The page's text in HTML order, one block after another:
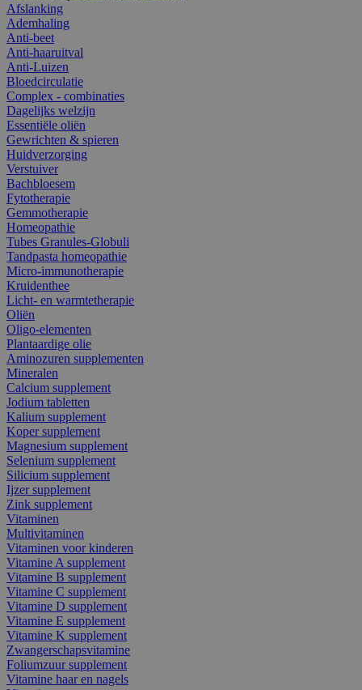
Afslanking
Ademhaling
Anti-beet
Anti-haaruitval
Anti-Luizen
Bloedcirculatie
Complex - combinaties
Dagelijks welzijn
Essentiële oliën
Gewrichten & spieren
Huidverzorging
Verstuiver
Bachbloesem
Fytotherapie
Gemmotherapie
Homeopathie
Tubes Granules-Globuli
Tandpasta homeopathie
Micro-immunotherapie
Kruidenthee
Licht- en warmtetherapie
Oliën
Oligo-elementen
Plantaardige olie
Aminozuren supplementen
Mineralen
Calcium supplement
Jodium tabletten
Kalium supplement
Koper supplement
Magnesium supplement
Selenium supplement
Silicium supplement
Ijzer supplement
Zink supplement
Vitaminen
Multivitaminen
Vitaminen voor kinderen
Vitamine A supplement
Vitamine B supplement
Vitamine C supplement
Vitamine D supplement
Vitamine E supplement
Vitamine K supplement
Zwangerschapsvitamine
Foliumzuur supplement
Vitamine haar en nagels